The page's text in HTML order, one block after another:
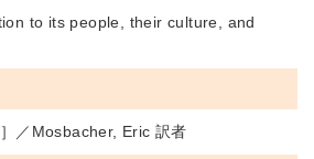
to its people, their culture, and
／Mosbacher, Eric 訳者